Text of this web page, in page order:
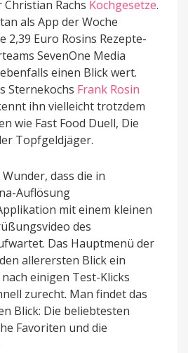
Rachs Kochgesetze.
als App der Woche
2,39 Euro Rosins Rezepte-
SevenOne Media
einen Blick wert.
Sternekochs Frank Rosin
ihn vielleicht trotzdem
wie Fast Food Duell, Die
Topfgeldjäger.
dass die in
Auflösung
mit einem kleinen
des
Das Hauptmenü der
allerersten Blick ein
einigen Test-Klicks
zurecht. Man findet das
Blick: Die beliebtesten
Favoriten und die